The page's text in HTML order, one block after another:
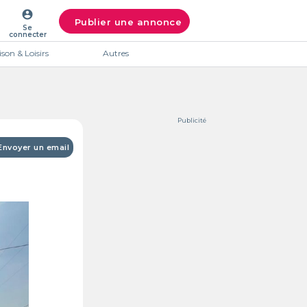
account_circle
Se
connecter
Publier une annonce
& Loisirs Autres
un email
Publicité